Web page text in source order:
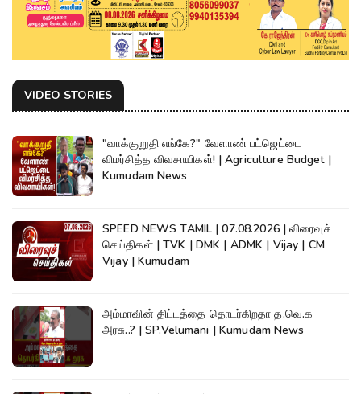
VIDEO STORIES
"வாக்குறுதி எங்கே?" வேளாண் பட்ஜெட்டை
விமர்சித்த விவசாயிகள்! | Agriculture Budget |
Kumudam News
SPEED NEWS TAMIL | 07.08.2026 | விரைவுச்
செய்திகள் | TVK | DMK | ADMK | Vijay | CM
Vijay | Kumudam
அம்மாவின் திட்டத்தை தொடர்கிறதா த.வெ.க
அரசு..? | SP.Velumani | Kumudam News